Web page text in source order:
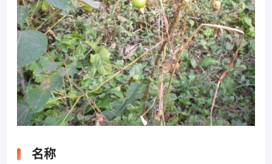
名称